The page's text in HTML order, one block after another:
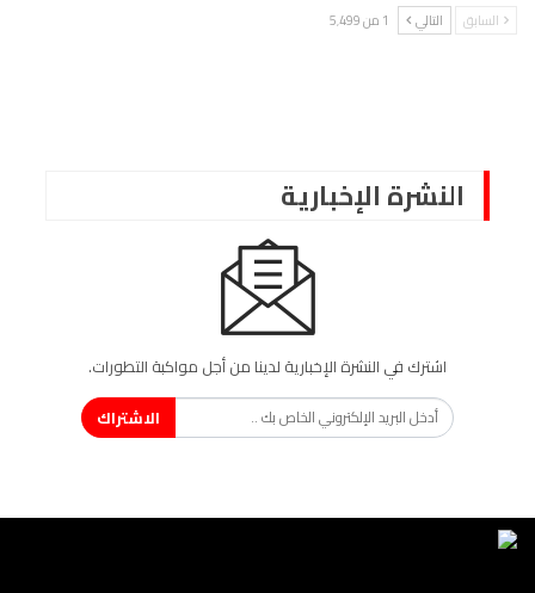
السابق التالي 1 من 5٬499
النشرة الإخبارية
اشترك في النشرة الإخبارية لدينا من أجل مواكبة التطورات.
الاشتراك